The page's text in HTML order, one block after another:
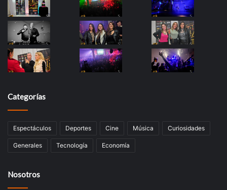
Categorías
Espectáculos Deportes Cine Música Curiosidades
Generales Tecnología Economía
Nosotros